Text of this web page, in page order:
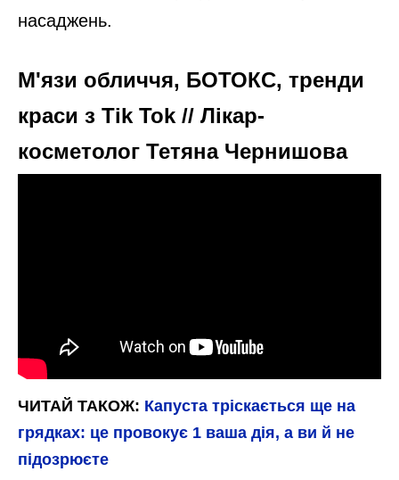
насаджень.
М'язи обличчя, БОТОКС, тренди
краси з Tik Tok // Лікар-
косметолог Тетяна Чернишова
ЧИТАЙ ТАКОЖ: Капуста тріскається ще на
грядках: це провокує 1 ваша дія, а ви й не
підозрюєте